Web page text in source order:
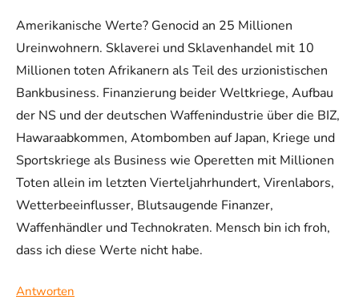
Amerikanische Werte? Genocid an 25 Millionen
Ureinwohnern. Sklaverei und Sklavenhandel mit 10
Millionen toten Afrikanern als Teil des urzionistischen
Bankbusiness. Finanzierung beider Weltkriege, Aufbau
der NS und der deutschen Waffenindustrie über die BIZ,
Hawaraabkommen, Atombomben auf Japan, Kriege und
Sportskriege als Business wie Operetten mit Millionen
Toten allein im letzten Vierteljahrhundert, Virenlabors,
Wetterbeeinflusser, Blutsaugende Finanzer,
Waffenhändler und Technokraten. Mensch bin ich froh,
dass ich diese Werte nicht habe.
Antworten